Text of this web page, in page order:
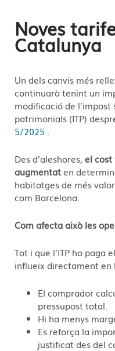
Noves
Catalunya
Un dels canvis més
continuarà tenint un
modificació de
patrimonials (ITP)
5/2025
Des d’aleshores, el cost
augmentaten
habitatges de més
com Barcelona.
Com afecta això les
Tot i que l’ITP ho paga
influeix directament en
El comprador
pressupost total.
Hi ha menys
Es reforça la
justificat des del